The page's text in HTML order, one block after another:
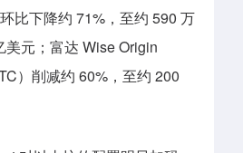
比下降约 71%，至约 590 万
美元；富达 Wise Origin
）削减约 60%，至约 200